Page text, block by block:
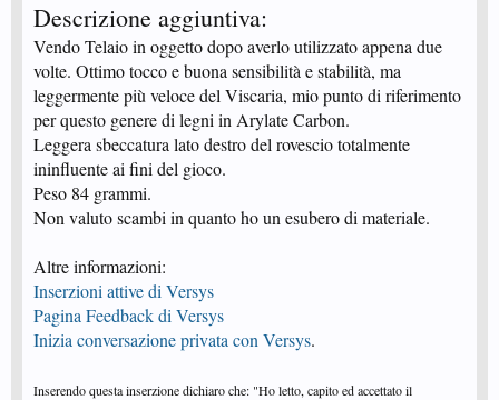
Descrizione aggiuntiva:
Vendo Telaio in oggetto dopo averlo utilizzato appena due
volte. Ottimo tocco e buona sensibilità e stabilità, ma
leggermente più veloce del Viscaria, mio punto di riferimento
per questo genere di legni in Arylate Carbon.
Leggera sbeccatura lato destro del rovescio totalmente
ininfluente ai fini del gioco.
Peso 84 grammi.
Non valuto scambi in quanto ho un esubero di materiale.
Altre informazioni:
Inserzioni attive di Versys
Pagina Feedback di Versys
Inizia conversazione privata con Versys.
Inserendo questa inserzione dichiaro che: "Ho letto, capito ed accettato il